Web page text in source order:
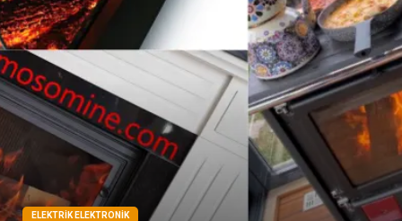
ELEKTRIK ELEKTRONIK